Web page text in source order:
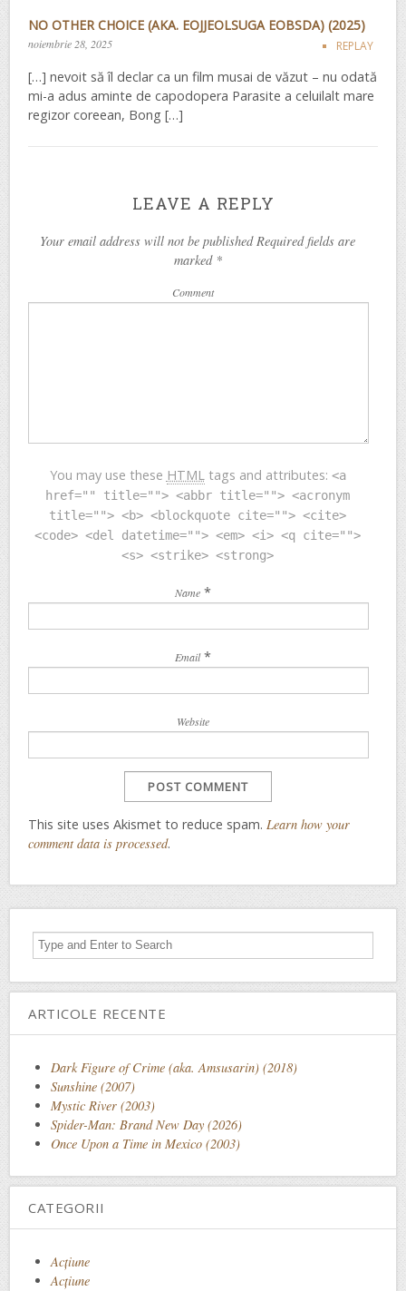
NO OTHER CHOICE (AKA. EOJJEOLSUGA EOBSDA) (2025)
REPLAY
noiembrie 28, 2025
[…] nevoit să îl declar ca un film musai de văzut – nu odată
mi-a adus aminte de capodopera Parasite a celuilalt mare
regizor coreean, Bong […]
LEAVE A REPLY
Your email address will not be published Required fields are
marked *
Comment
You may use these HTML tags and attributes: <a
href="" title=""> <abbr title=""> <acronym
title=""> <b> <blockquote cite=""> <cite>
<code> <del datetime=""> <em> <i> <q cite="">
<s> <strike> <strong>
Name *
Email *
Website
This site uses Akismet to reduce spam. Learn how your
comment data is processed.
ARTICOLE RECENTE
Dark Figure of Crime (aka. Amsusarin) (2018)
Sunshine (2007)
Mystic River (2003)
Spider-Man: Brand New Day (2026)
Once Upon a Time in Mexico (2003)
CATEGORII
Acţiune
Acțiune